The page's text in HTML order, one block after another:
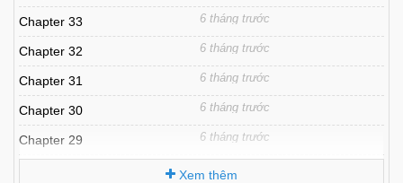
Chapter 33 6 tháng trước
Chapter 32 6 tháng trước
Chapter 31 6 tháng trước
Chapter 30 6 tháng trước
Chapter 29 6 tháng trước
Xem thêm